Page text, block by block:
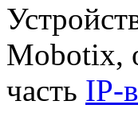
Mobotix,
часть IP-